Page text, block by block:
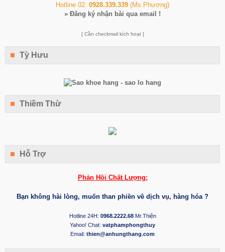
Hotline 02: 0928.339.339 (Ms.Phương)
» Đăng ký nhận bài qua email !
[ Cần checkmail kích hoạt ]
Tỳ Hưu
Thiềm Thừ
Hỗ Trợ
Phản Hồi Chất Lượng:
Bạn không hài lòng, muốn than phiền về dịch vụ, hàng hóa ?
Hotline 24H: 0968.2222.68Mr.Thiện
Yahoo! Chat: vatphamphongthuy
Email: thien@anhungthang.com